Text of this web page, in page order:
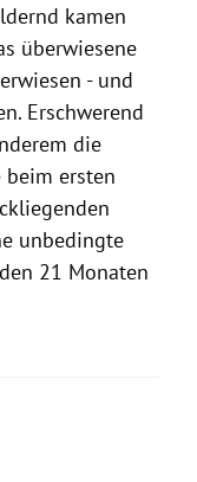
kamen
überwiesene
- und
Erschwerend
die
beim ersten
unbedingte
21 Monaten